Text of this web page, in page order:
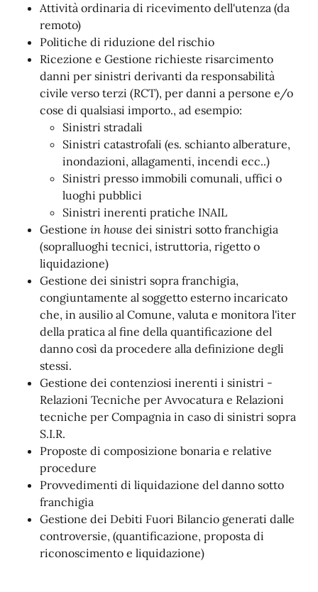
Attività ordinaria di ricevimento dell'utenza (da
remoto)
Politiche di riduzione del rischio
Ricezione e Gestione richieste risarcimento
danni per sinistri derivanti da responsabilità
civile verso terzi (RCT), per danni a persone e/o
cose di qualsiasi importo., ad esempio:
Sinistri stradali
Sinistri catastrofali (es. schianto alberature,
inondazioni, allagamenti, incendi ecc..)
Sinistri presso immobili comunali, uffici o
luoghi pubblici
Sinistri inerenti pratiche INAIL
Gestione in house dei sinistri sotto franchigia
(sopralluoghi tecnici, istruttoria, rigetto o
liquidazione)
Gestione dei sinistri sopra franchigia,
congiuntamente al soggetto esterno incaricato
che, in ausilio al Comune, valuta e monitora l'iter
della pratica al fine della quantificazione del
danno così da procedere alla definizione degli
stessi.
Gestione dei contenziosi inerenti i sinistri -
Relazioni Tecniche per Avvocatura e Relazioni
tecniche per Compagnia in caso di sinistri sopra
S.I.R.
Proposte di composizione bonaria e relative
procedure
Provvedimenti di liquidazione del danno sotto
franchigia
Gestione dei Debiti Fuori Bilancio generati dalle
controversie, (quantificazione, proposta di
riconoscimento e liquidazione)